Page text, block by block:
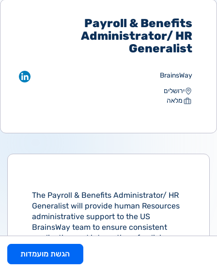
Payroll & Benefits
Administrator/ HR
Generalist
BrainsWay
ירושלים
מלאה
The Payroll & Benefits Administrator/ HR
Generalist will provide human Resources
administrative support to the US
BrainsWay team to ensure consistent
application and integration of policies,
procedures and practices.
Conducts employee benefit meetings.
הגשת מועמדות